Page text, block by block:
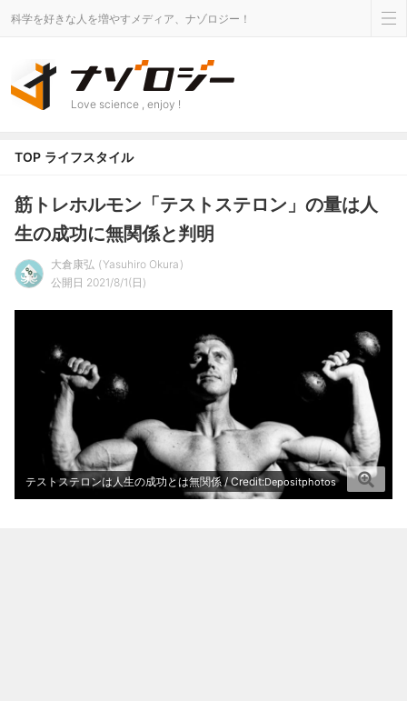
科学を好きな人を増やすメディア、ナゾロジー！
Love science , enjoy !
TOP ライフスタイル
筋トレホルモン「テストステロン」の量は人
生の成功に無関係と判明
大倉康弘
Yasuhiro Okura
公開日 2021/8/1(日)
テストステロンは人生の成功とは無関係 / Credit:Depositphotos